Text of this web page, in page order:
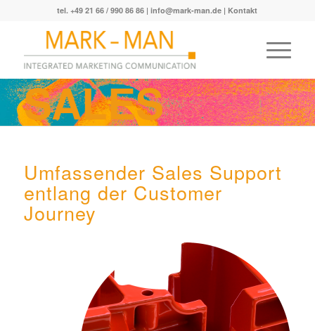
tel. +49 21 66 / 990 86 86 |info@mark-man.de | Kontakt
SALES
Umfassender Sales Support
entlang der Customer
Journey